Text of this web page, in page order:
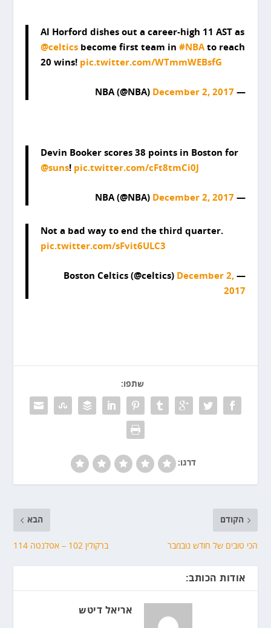
Al Horford dishes out a career-high 11 AST as
@celtics become first team in#NBAto reach
20 wins! pic.twitter.com/WTmmWEBsfG
— NBA (@NBA)
December 2, 2017
Devin Booker scores 38 points in Boston for
@suns! pic.twitter.com/cFt8tmCi0J
— NBA (@NBA)
December 2, 2017
Not a bad way to end the third quarter.
pic.twitter.com/sFvit6ULC3
— Boston Celtics (@celtics)
December 2,
2017
שתפו:
דרגו:
הקודם
הכי טובים של חודש נובמבר
הבא
ברקולין 102 – אטלנטה 114
אודות הכותב:
אריאל דיטש